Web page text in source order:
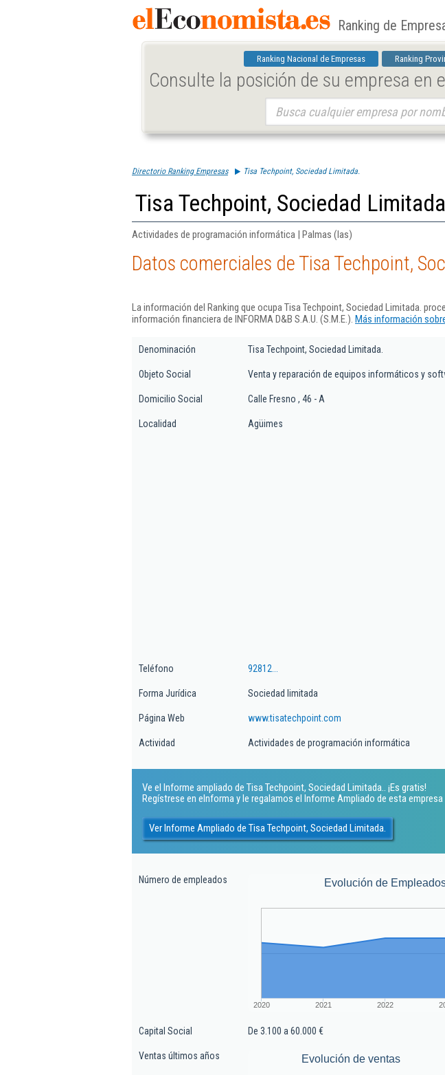
Ranking de
Ranking Nacional de Empresas Ranking
Consulte la posición de su empresa en
Directorio Ranking Empresas Tisa Techpoint, Sociedad Limitada.
Tisa Techpoint, Sociedad
Actividades de programación informática | Palmas (las)
Datos comerciales de Tisa Techpoint,
La información del Ranking que ocupa Tisa Techpoint, Sociedad Limitada.
información financiera de INFORMA D&B S.A.U. (S.M.E.). Más información
Denominación Tisa Techpoint, Sociedad Limitada.
Objeto Social Venta y reparación de equipos informáticos y
Domicilio Social Calle Fresno , 46 - A
Localidad Agüimes
Teléfono 92812...
Forma Jurídica Sociedad limitada
Página Web www.tisatechpoint.com
Actividad Actividades de programación informática
Ve el Informe ampliado de Tisa Techpoint, Sociedad Limitada.. ¡Es gratis!
Regístrese en eInforma y le regalamos el Informe Ampliado de esta empresa
Ver Informe Ampliado de Tisa Techpoint, Sociedad Limitada.
Número de empleados Evolución de
2020 2021 2022
Capital Social De 3.100 a 60.000 €
Ventas últimos años Evolución de ventas